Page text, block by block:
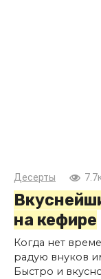
Десерты
на кефире
Когда нет
радую внуков
Быстро и